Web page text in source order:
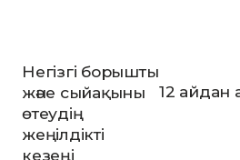
Негізгі борышты
және сыйақыны
өтеудің
жеңілдікті
кезеңі
12 айдан